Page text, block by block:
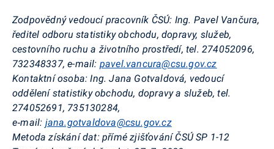
Zodpovědný vedoucí pracovník ČSÚ: Ing. Pavel Vančura,
ředitel odboru statistiky obchodu, dopravy, služeb,
cestovního ruchu a životního prostředí, tel. 274052096,
732348337, e-mail: pavel.vancura@csu.gov.cz
Kontaktní osoba: Ing. Jana Gotvaldová, vedoucí
oddělení statistiky obchodu, dopravy a služeb, tel.
274052691, 735130284,
e‑mail: jana.gotvaldova@csu.gov.cz
Metoda získání dat: přímé zjišťování ČSÚ SP 1-12